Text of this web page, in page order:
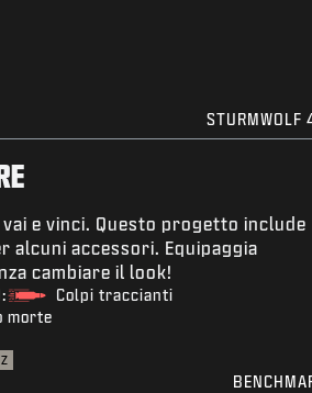
STURMWOLF
e vinci. Questo progetto include
alcuni accessori. Equipaggia
cambiare il look!
Colpi traccianti
morte